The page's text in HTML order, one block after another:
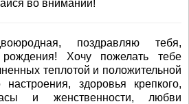
во внимании!
поздравляю тебя,
Хочу пожелать тебе
теплотой и положительной
настроения, здоровья крепкого,
и женственности, любви